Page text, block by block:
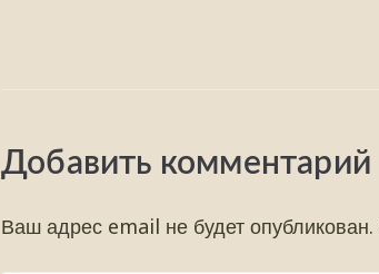
Добавить комментарий
Ваш адрес email не будет опубликован.